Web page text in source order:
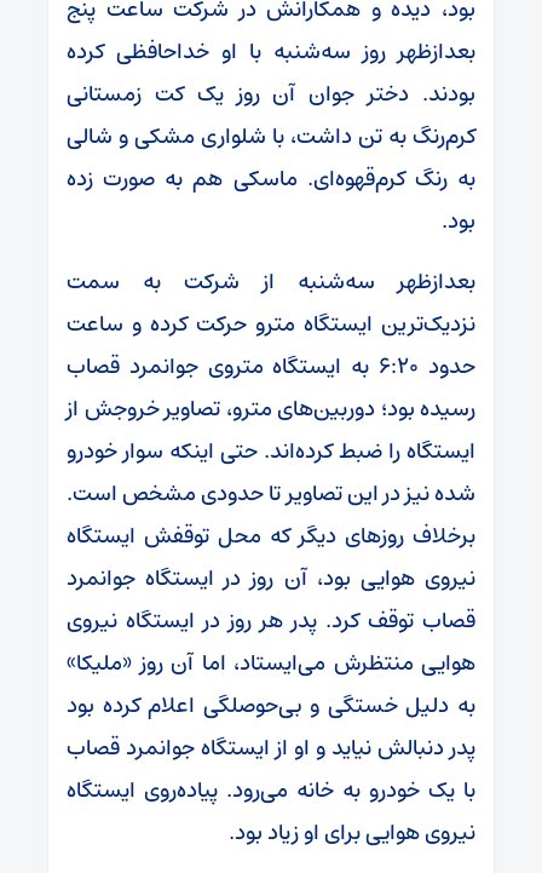
بود، دیده و همکارانش در شرکت ساعت پنج
بعدازظهر روز سه‌شنبه با او خداحافظی کرده
بودند. دختر جوان آن روز یک کت زمستانی
کرم‌رنگ به تن داشت، با شلواری مشکی و شالی
به رنگ کرم‌قهوه‌ای. ماسکی هم به صورت زده
بود.
بعدازظهر سه‌شنبه از شرکت به سمت
نزدیک‌ترین ایستگاه مترو حرکت کرده و ساعت
حدود ۶:۲۰ به ایستگاه متروی جوانمرد قصاب
رسیده بود؛ دوربین‌های مترو، تصاویر خروجش از
ایستگاه را ضبط کرده‌اند. حتی اینکه سوار خودرو
شده نیز در این تصاویر تا حدودی مشخص است.
برخلاف روز‌های دیگر که محل توقفش ایستگاه
نیروی هوایی بود، آن روز در ایستگاه جوانمرد
قصاب توقف کرد. پدر هر روز در ایستگاه نیروی
هوایی منتظرش می‌ایستاد، اما آن روز «ملیکا»
به دلیل خستگی و بی‌حوصلگی اعلام کرده بود
پدر دنبالش نیاید و او از ایستگاه جوانمرد قصاب
با یک خودرو به خانه می‌رود. پیاده‌روی ایستگاه
نیروی هوایی برای او زیاد بود.